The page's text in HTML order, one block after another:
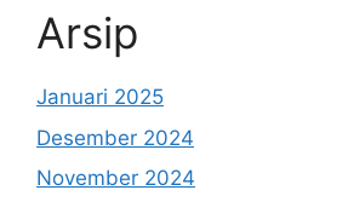
Arsip
Januari 2025
Desember 2024
November 2024